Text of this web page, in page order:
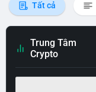
Tất cả
Trung Tâm
Crypto